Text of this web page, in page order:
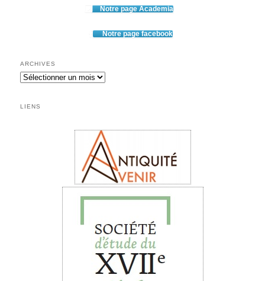
Notre page Academia
Notre page facebook
ARCHIVES
Archives
LIENS